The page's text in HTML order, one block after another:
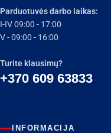
Parduotuvės darbo laikas:
I-IV 09:00 - 17:00
V - 09:00 - 16:00
Turite klausimų?
+370 609 63833
INFORMACIJA